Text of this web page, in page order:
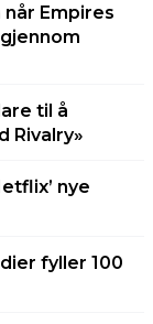
Empires
til å
Rivalry»
nye
fyller 100